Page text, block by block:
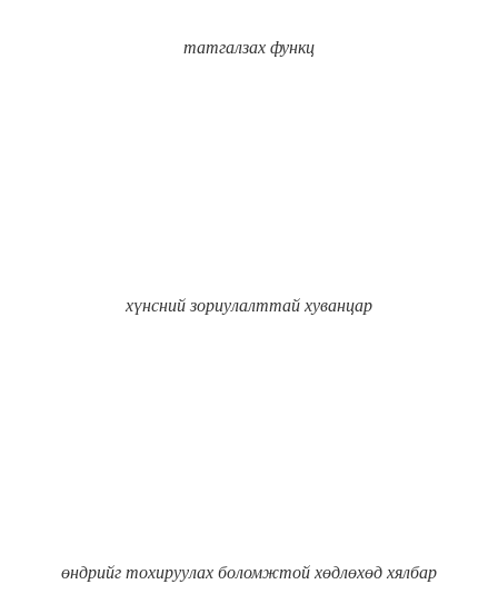
татгалзах функц
хүнсний зориулалттай хуванцар
өндрийг тохируулах боломжтой хөдлөхөд хялбар